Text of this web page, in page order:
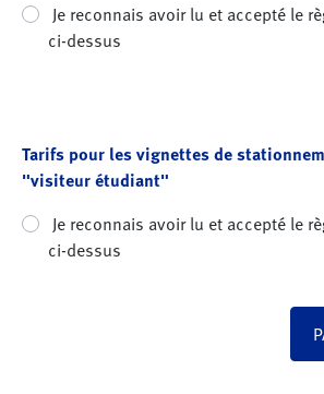
Je reconnais avoir lu et accepté le
ci-dessus
Tarifs pour les vignettes de
"visiteur étudiant"
Je reconnais avoir lu et accepté le
ci-dessus